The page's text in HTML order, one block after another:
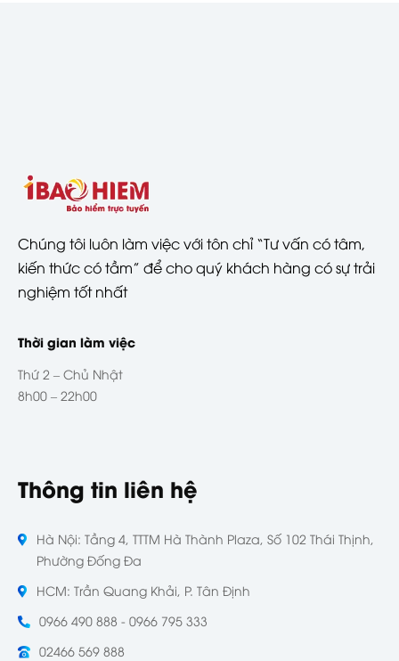
Chúng tôi luôn làm việc với tôn chỉ “Tư vấn có tâm,
kiến thức có tầm” để cho quý khách hàng có sự trải
nghiệm tốt nhất
Thời gian làm việc
Thứ 2 – Chủ Nhật
8h00 – 22h00
Thông tin liên hệ
Hà Nội: Tầng 4, TTTM Hà Thành Plaza, Số 102 Thái Thịnh,
Phường Đống Đa
HCM: Trần Quang Khải, P. Tân Định
0966 490 888 - 0966 795 333
02466 569 888